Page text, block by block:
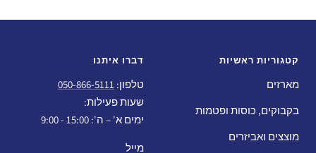
קטגוריות ראשיות
מארזים
בקבוקים, כוסות ופטמות
מוצצים ואביזרים
דברו איתנו
טלפון: 050-866-5111
שעות פעילות:
ימים א' – ה': 15:00 - 9:00
מייל